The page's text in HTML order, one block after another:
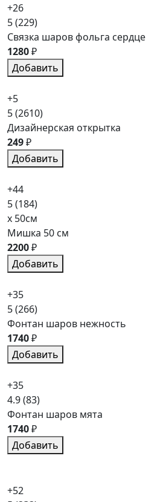
+26
5(229)
Связка шаров фольга сердце
1280₽
Добавить
+5
5(2610)
Дизайнерская открытка
249₽
Добавить
+44
5(184)
x 50см
Мишка 50 см
2200₽
Добавить
+35
5(266)
Фонтан шаров нежность
1740₽
Добавить
+35
4.9(83)
Фонтан шаров мята
1740₽
Добавить
+52